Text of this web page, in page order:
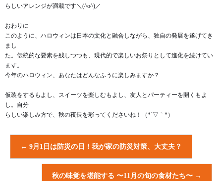
らしいアレンジが満載です＼(^o^)／
おわりに
このように、ハロウィンは日本の文化と融合しながら、独自の発展を遂げてき
まし
た。伝統的な要素を残しつつも、現代的で楽しいお祭りとして進化を続けてい
ます。
今年のハロウィン、あなたはどんなふうに楽しみますか？
仮装をするもよし、スイーツを楽しむもよし、友人とパーティーを開くもよ
し。自分
らしい楽しみ方で、秋の夜長を彩ってくださいね！（*´▽｀*）
← 9月1日は防災の日！我が家の防災対策、大丈夫？
秋の味覚を堪能する 〜11月の旬の食材たち〜 →